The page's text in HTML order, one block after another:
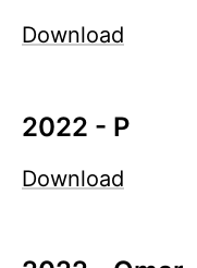
Download
2022 - P
Download